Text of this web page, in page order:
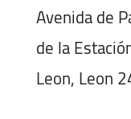
Avenida de
de la
Leon, Leon